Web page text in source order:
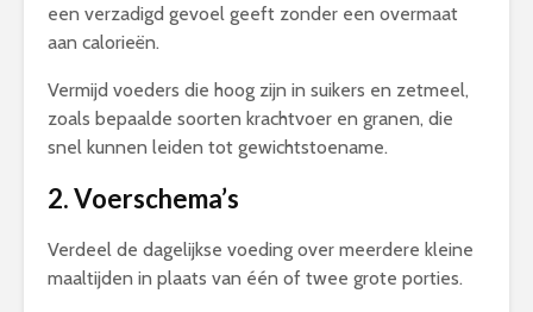
een verzadigd gevoel geeft zonder een overmaat
aan calorieën.
Vermijd voeders die hoog zijn in suikers en zetmeel,
zoals bepaalde soorten krachtvoer en granen, die
snel kunnen leiden tot gewichtstoename.
2. Voerschema’s
Verdeel de dagelijkse voeding over meerdere kleine
maaltijden in plaats van één of twee grote porties.